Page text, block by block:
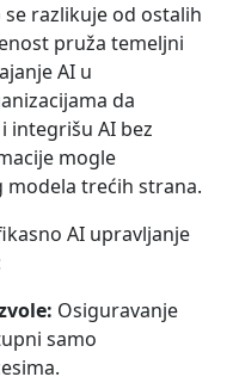
razlikuje od ostalih
pruža temeljni
AI u
da
integrišu AI bez
mogle
trećih strana.
AI upravljanje
Osiguravanje
samo